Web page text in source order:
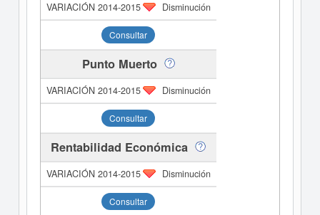
Disminución
Consultar
Punto Muerto
Disminución
Consultar
Rentabilidad Económica
Disminución
Consultar